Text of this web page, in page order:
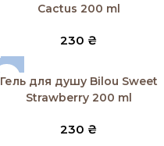
Cactus 200 ml
230 ₴
Гель для душу Bilou Sweet
Strawberry 200 ml
230 ₴